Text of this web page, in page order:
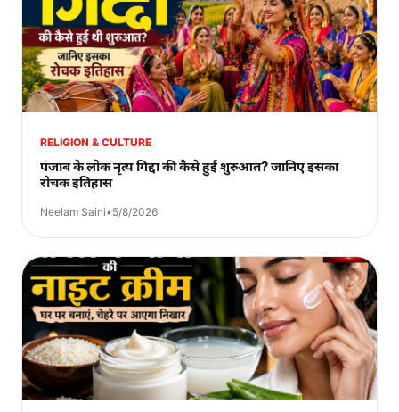
RELIGION & CULTURE
पंजाब के लोक नृत्य गिद्दा की कैसे हुई शुरुआत? जानिए इसका
रोचक इतिहास
Neelam Saini•5/8/2026